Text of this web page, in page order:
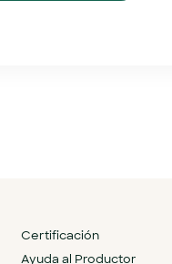
Certificación
Ayuda al Productor